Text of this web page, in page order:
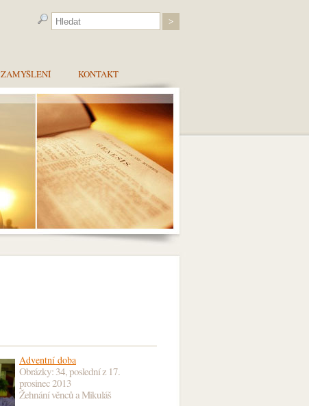
ZAMYŠLENÍ KONTAKT
Adventní doba
Obrázky: 34, poslední z 17.
prosinec 2013
Žehnání věnců a Mikuláš